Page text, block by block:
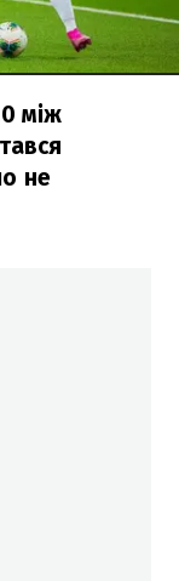
між
не